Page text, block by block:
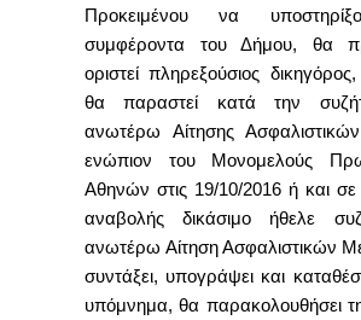
Προκειμένου να
συμφέροντα του Δήμου, θα
οριστεί πληρεξούσιος
θα παραστεί κατά την
ανωτέρω Αίτησης
ενώπιον του Μονομελούς
Αθηνών στις 19/10/2016 ή και σε
αναβολής δικάσιμο ήθελε
ανωτέρω Αίτηση Ασφαλιστικών
συντάξει, υπογράψει και
υπόμνημα, θα παρακολουθήσει